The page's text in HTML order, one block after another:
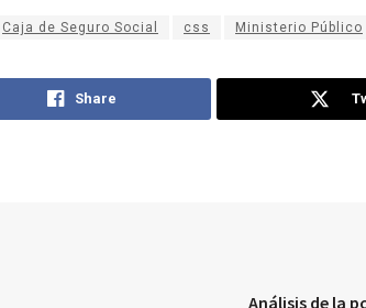
Caja de Seguro Social css Ministerio Público
Share
Análisis de la